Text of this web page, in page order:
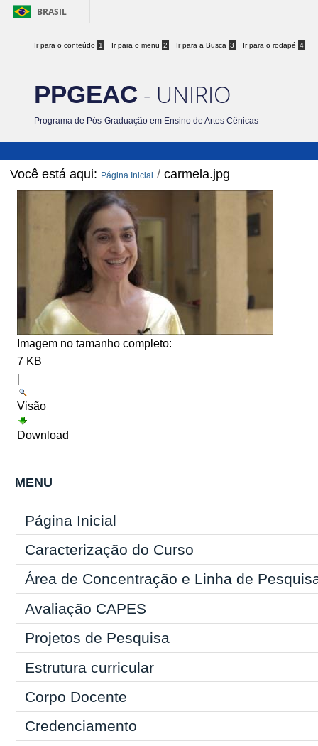
BRASIL
Ir para o conteúdo 1 Ir para o menu 2 Ir para a Busca 3 Ir para o rodapé 4
PPGEAC - UNIRIO
Programa de Pós-Graduação em Ensino de Artes Cênicas
Você está aqui: Página Inicial /carmela.jpg
Imagem no tamanho completo:
7 KB
Visão
Download
MENU
Página Inicial
Caracterização do Curso
Área de Concentração e Linha de
Avaliação CAPES
Projetos de Pesquisa
Estrutura curricular
Corpo Docente
Credenciamento